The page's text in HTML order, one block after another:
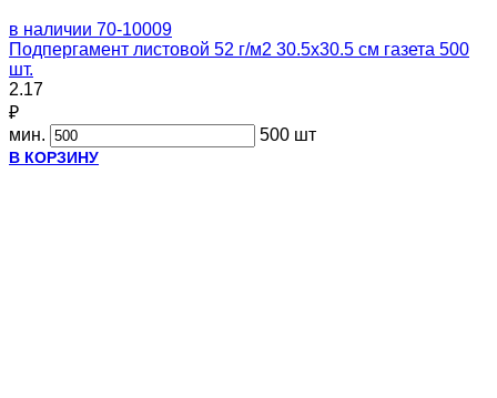
в наличии 70-10009
Подпергамент листовой 52 г/м2 30.5x30.5 см газета 500
шт.
2.17
₽
мин.
500 шт
В КОРЗИНУ